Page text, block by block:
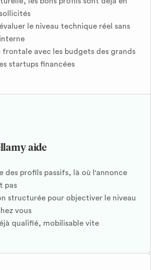
le niveau technique réel sans
frontale avec les budgets des grands
startups financées
aide
des profils passifs, là où l'annonce
pas
structurée pour objectiver le niveau
vous
qualifié, mobilisable vite